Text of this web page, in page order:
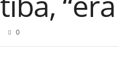
0